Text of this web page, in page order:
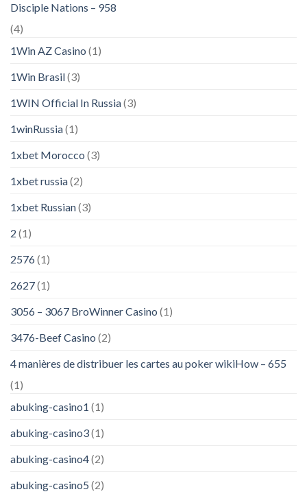
Disciple Nations – 958
(4)
1Win AZ Casino (1)
1Win Brasil(3)
1WIN Official In Russia(3)
1winRussia(1)
1xbet Morocco (3)
1xbet russia(2)
1xbet Russian(3)
2 (1)
2576(1)
2627(1)
3056 – 3067 BroWinner Casino (1)
3476-Beef Casino (2)
4 manières de distribuer les cartes au poker wikiHow – 655
(1)
abuking-casino1 (1)
abuking-casino3(1)
abuking-casino4(2)
abuking-casino5 (2)